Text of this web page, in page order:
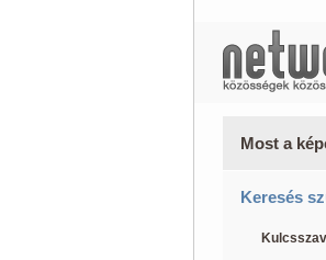
Most a
Keresés